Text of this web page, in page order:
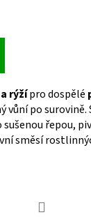
rýžípro dospělé
vůní po surovině.
řepou,
směsí